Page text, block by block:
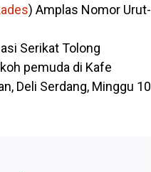
) Amplas Nomor Urut-
Serikat Tolong
pemuda di Kafe
Deli Serdang, Minggu 10